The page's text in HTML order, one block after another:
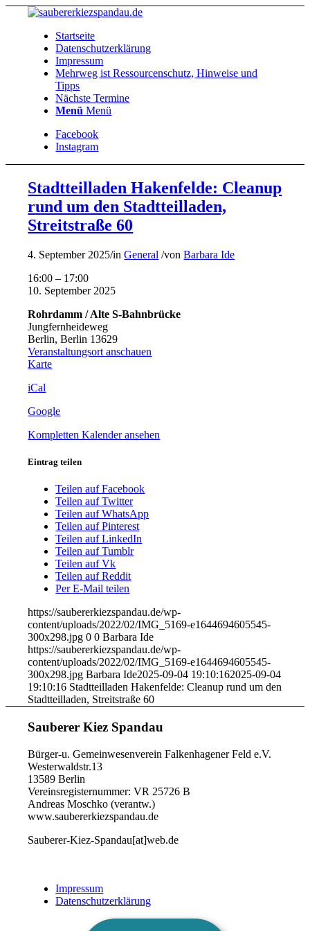
Startseite
Datenschutzerklärung
Impressum
Mehrweg ist Ressourcenschutz, Hinweise und
Tipps
Nächste Termine
Menü Menü
Facebook
Instagram
Stadtteilladen Hakenfelde: Cleanup
rund um den Stadtteilladen,
Streitstraße 60
4. September 2025/inGeneral /vonBarbara Ide
Stadtteilladen
Hakenfelde:
rund
um
den
Stadtteilladen,
Streitstraße
16:00 – 17:00
10. September 2025
Rohrdamm / Alte S-Bahnbrücke
Jungfernheideweg
Berlin,Berlin 13629
Veranstaltungsort anschauen
KarteRohrdamm
Bahnbrücke
iCal
Google
Kompletten Kalender ansehen
Eintrag teilen
Teilen auf Facebook
Teilen auf Twitter
Teilen auf WhatsApp
Teilen auf Pinterest
Teilen auf LinkedIn
Teilen auf Tumblr
Teilen auf Vk
Teilen auf Reddit
Per E-Mail teilen
https://saubererkiezspandau.de/wp-
content/uploads/2022/02/IMG_5169-e1644694605545-
300x298.jpg 0 0 Barbara Ide
https://saubererkiezspandau.de/wp-
content/uploads/2022/02/IMG_5169-e1644694605545-
300x298.jpg Barbara Ide2025-09-04 19:10:162025-09-04
19:10:16 Stadtteilladen Hakenfelde: Cleanup rund um den
Stadtteilladen, Streitstraße 60
Sauberer Kiez Spandau
Bürger-u. Gemeinwesenverein Falkenhagener Feld e.V.
Westerwaldstr.13
13589 Berlin
Vereinsregisternummer: VR 25726 B
Andreas Moschko (verantw.)
www.saubererkiezspandau.de
Sauberer-Kiez-Spandau[at]web.de
Impressum
Datenschutzerklärung